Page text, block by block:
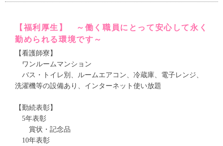
【福利厚生】 ～働く職員にとって安心して永く
勤められる環境です～
【看護師寮】
ワンルームマンション
バス・トイレ別、ルームエアコン、冷蔵庫、電子レンジ、
洗濯機等の設備あり、インターネット使い放題
【勤続表彰】
5年表彰
賞状・記念品
10年表彰